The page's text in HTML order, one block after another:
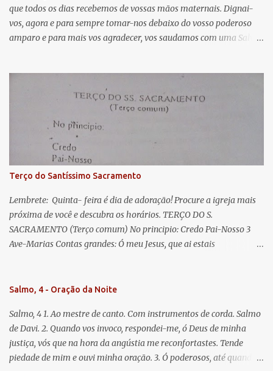
r
i
o
que todos os dias recebemos de vossas mãos maternais. Dignai-
vos, agora e para sempre tomar-nos debaixo do vosso poderoso
amparo e para mais vos agradecer, vos saudamos com uma Salve
lágrimas. Eia, pois, Advogada nossa, estes vossos olhos
misericordiosos a nós volvei, e depois deste desterro, mostrai-nos
Jesus. Bendito é o fruto do vosso ventre, ó clemente, ó piedosa, ó
doce e sempre Virgem Maria. Rogai por nós Santa Mãe de Deus.
Para que sejamos dignos das promessas de Cristo. Amém.
Terço do Santíssimo Sacramento
Lembrete: Quinta- feira é dia de adoração! Procure a igreja mais
próxima de você e descubra os horários. TERÇO DO S.
SACRAMENTO (Terço comum) No principio: Credo Pai-Nosso 3
Ave-Marias Contas grandes: Ó meu Jesus, que ai estais
Vós morra eu! Nas contas pequenas: Sacramento de Amor!
que nos salva, dá-nos Vossa força, Vosso perdão e a Vossa
misericórdia. (no fim) Rezar 3 vezes: Louvores e graças se deem a
cada momento ao Santíssimo e Diviníssimo Sacramento.
Salmo, 4 - Oração da Noite
Salmo, 4 1. Ao mestre de canto. Com instrumentos de corda. Salmo
de Davi. 2. Quando vos invoco, respondei-me, ó Deus de minha
justiça, vós que na hora da angústia me reconfortastes. Tende
piedade de mim e ouvi minha oração. 3. Ó poderosos, até quando